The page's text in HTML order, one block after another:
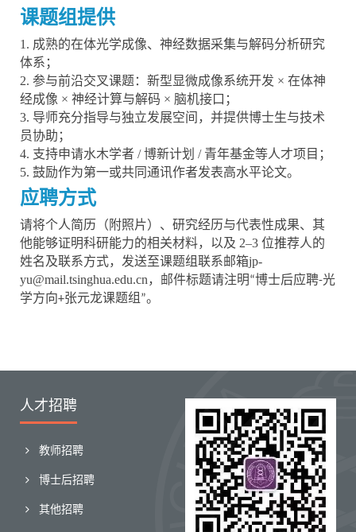
课题组提供
1. 成熟的在体光学成像、神经数据采集与解码分析研究
体系；
2. 参与前沿交叉课题：新型显微成像系统开发 × 在体神
经成像 × 神经计算与解码 × 脑机接口；
3. 导师充分指导与独立发展空间，并提供博士生与技术
员协助；
4. 支持申请水木学者 / 博新计划 / 青年基金等人才项目；
5. 鼓励作为第一或共同通讯作者发表高水平论文。
应聘方式
请将个人简历（附照片）、研究经历与代表性成果、其
他能够证明科研能力的相关材料，以及 2–3 位推荐人的
姓名及联系方式，发送至课题组联系邮箱jp-
yu@mail.tsinghua.edu.cn，邮件标题请注明“博士后应聘-光
学方向+张元龙课题组 ”。
人才招聘
教师招聘
博士后招聘
其他招聘